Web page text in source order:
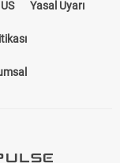
Yasal Uyarı